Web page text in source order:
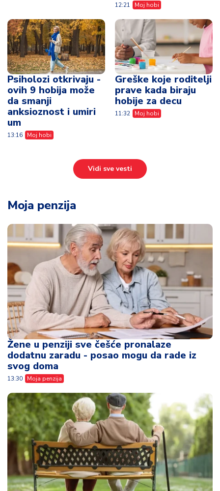
12:21 Moj hobi
Psiholozi otkrivaju -
ovih 9 hobija može
da smanji
anksioznost i umiri
um
13:16 Moj hobi
Greške koje roditelji
prave kada biraju
hobije za decu
11:32 Moj hobi
Vidi sve vesti
Moja penzija
Žene u penziji sve češće pronalaze
dodatnu zaradu - posao mogu da rade iz
svog doma
13:30 Moja penzija